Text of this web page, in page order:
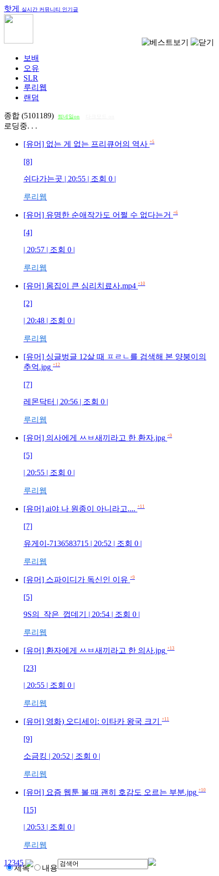
핫게 실시간 커뮤니티 인기글
보배
오유
SLR
루리웹
랜덤
종합 (5101189) 썸네일on
로딩중. . .
[유머] 없는 게 없는 프리큐어의 역사 +5
[8]
쉬다가는곳 | 20:55 | 조회 0 |
루리웹
[유머] 유명한 순애작가도 어쩔 수 없다는거 +6
[4]
| 20:57 | 조회 0 |
루리웹
[유머] 몸집이 큰 심리치료사.mp4 +10
[2]
| 20:48 | 조회 0 |
루리웹
[유머] 싱글벙글 12살 때 ㅍㄹㄴ를 검색해 본 양붕이의
추억.jpg +12
[7]
레몬닥터 | 20:56 | 조회 0 |
루리웹
[유머] 의사에게 ㅆㅂ새끼라고 한 환자.jpg +9
[5]
| 20:55 | 조회 0 |
루리웹
[유머] ai야 나 원종이 아니라고.... +11
[7]
유게이-7136583715 | 20:52 | 조회 0 |
루리웹
[유머] 스파이디가 독신인 이유 +9
[5]
9S의_작은_껍데기 | 20:54 | 조회 0 |
루리웹
[유머] 환자에게 ㅆㅂ새끼라고 한 의사.jpg +13
[23]
| 20:55 | 조회 0 |
루리웹
[유머] 영화) 오디세이: 이타카 왕국 크기 +11
[9]
소금킹 | 20:52 | 조회 0 |
루리웹
[유머] 요즘 웹툰 볼 때 괜히 호감도 오르는 부분.jpg +10
[15]
| 20:53 | 조회 0 |
루리웹
12345
제목 내용